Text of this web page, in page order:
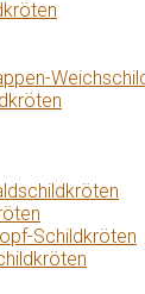
Schildkröten